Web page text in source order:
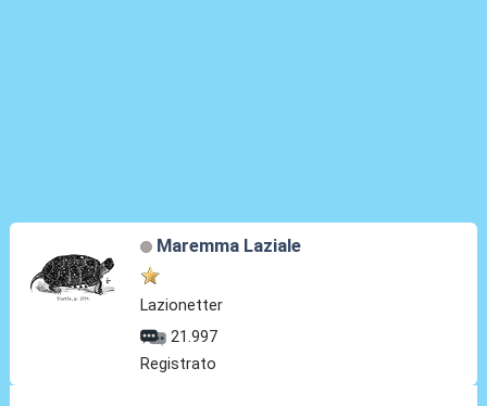
Maremma Laziale
Lazionetter
21.997
Registrato